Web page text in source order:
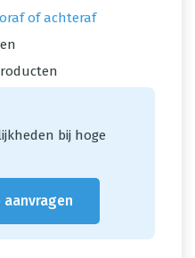
of achteraf
bij hoge